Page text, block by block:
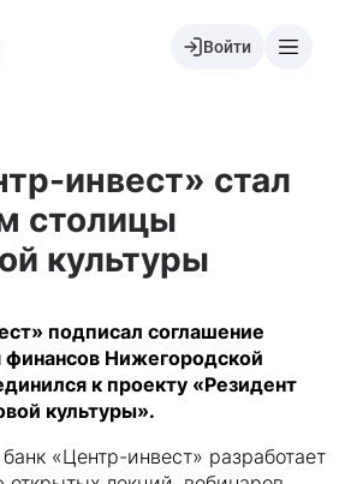
Войти
инвест» стал
столицы
культуры
подписал соглашение
финансов Нижегородской
к проекту «Резидент
культуры».
«Центр-инвест» разработает